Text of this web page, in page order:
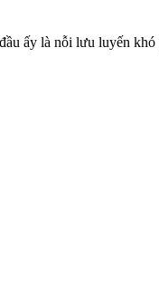
ấy là nỗi lưu luyến khó